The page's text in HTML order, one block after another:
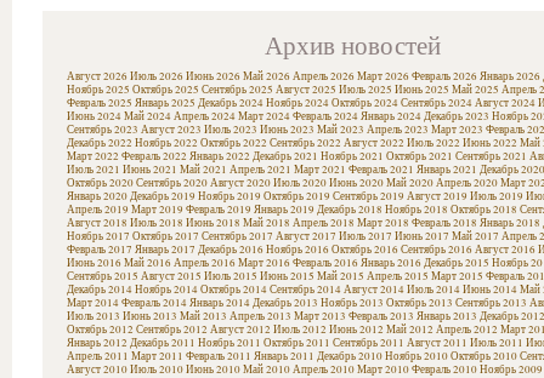
Архив новостей
Август 2026 Июль 2026 Июнь 2026 Май 2026 Апрель 2026 Март 2026 Февраль 2026 Январь 2026
Ноябрь 2025 Октябрь 2025 Сентябрь 2025 Август 2025 Июль 2025 Июнь 2025 Май 2025 Апрель
Февраль 2025 Январь 2025 Декабрь 2024Ноябрь 2024Октябрь 2024Сентябрь 2024Август 2024
Июнь 2024Май 2024Апрель 2024Март 2024Февраль 2024Январь 2024Декабрь 2023 Ноябрь
Сентябрь 2023 Август 2023 Июль 2023 Июнь 2023 Май 2023 Апрель 2023 Март 2023 Февраль
Декабрь 2022 Ноябрь 2022 Октябрь 2022 Сентябрь 2022 Август 2022 Июль 2022 Июнь 2022 Май
Март 2022 Февраль 2022 Январь 2022 Декабрь 2021 Ноябрь 2021 Октябрь 2021 Сентябрь 2021
Июль 2021 Июнь 2021 Май 2021 Апрель 2021 Март 2021 Февраль 2021 Январь 2021 Декабрь 2020
Октябрь 2020Сентябрь 2020Август 2020Июль 2020Июнь 2020Май 2020Апрель 2020Март
Январь 2020Декабрь 2019 Ноябрь 2019 Октябрь 2019 Сентябрь 2019 Август 2019 Июль 2019
Апрель 2019 Март 2019 Февраль 2019 Январь 2019 Декабрь 2018 Ноябрь 2018 Октябрь 2018
Август 2018 Июль 2018 Июнь 2018 Май 2018 Апрель 2018 Март 2018 Февраль 2018 Январь 2018
Ноябрь 2017 Октябрь 2017 Сентябрь 2017 Август 2017 Июль 2017 Июнь 2017 Май 2017 Апрель
Февраль 2017 Январь 2017 Декабрь 2016 Ноябрь 2016 Октябрь 2016 Сентябрь 2016 Август 2016
Июнь 2016 Май 2016 Апрель 2016 Март 2016 Февраль 2016 Январь 2016 Декабрь 2015 Ноябрь
Сентябрь 2015 Август 2015 Июль 2015 Июнь 2015 Май 2015 Апрель 2015 Март 2015 Февраль
Декабрь 2014Ноябрь 2014Октябрь 2014Сентябрь 2014Август 2014Июль 2014Июнь 2014Май
Март 2014Февраль 2014Январь 2014Декабрь 2013 Ноябрь 2013 Октябрь 2013 Сентябрь 2013
Июль 2013 Июнь 2013 Май 2013 Апрель 2013 Март 2013 Февраль 2013 Январь 2013 Декабрь 2012
Октябрь 2012 Сентябрь 2012 Август 2012 Июль 2012 Июнь 2012 Май 2012 Апрель 2012 Март
Январь 2012 Декабрь 2011 Ноябрь 2011 Октябрь 2011 Сентябрь 2011 Август 2011 Июль 2011
Апрель 2011 Март 2011 Февраль 2011 Январь 2011 Декабрь 2010Ноябрь 2010Октябрь 2010
Август 2010Июль 2010Июнь 2010Май 2010Апрель 2010Март 2010Февраль 2010Ноябрь 2009